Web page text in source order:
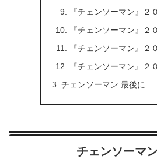
『チェンソーマン』２
『チェンソーマン』２
『チェンソーマン』２
『チェンソーマン』２
チェンソーマン 最後に
チェンソーマ